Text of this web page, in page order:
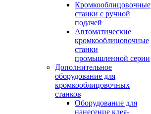
Кромкооблицовочные
станки с ручной
подачей
Автоматические
кромкооблицовочные
станки
промышленной серии
Дополнительное
оборудование для
кромкооблицовочных
станков
Оборудование для
нанесение клея-